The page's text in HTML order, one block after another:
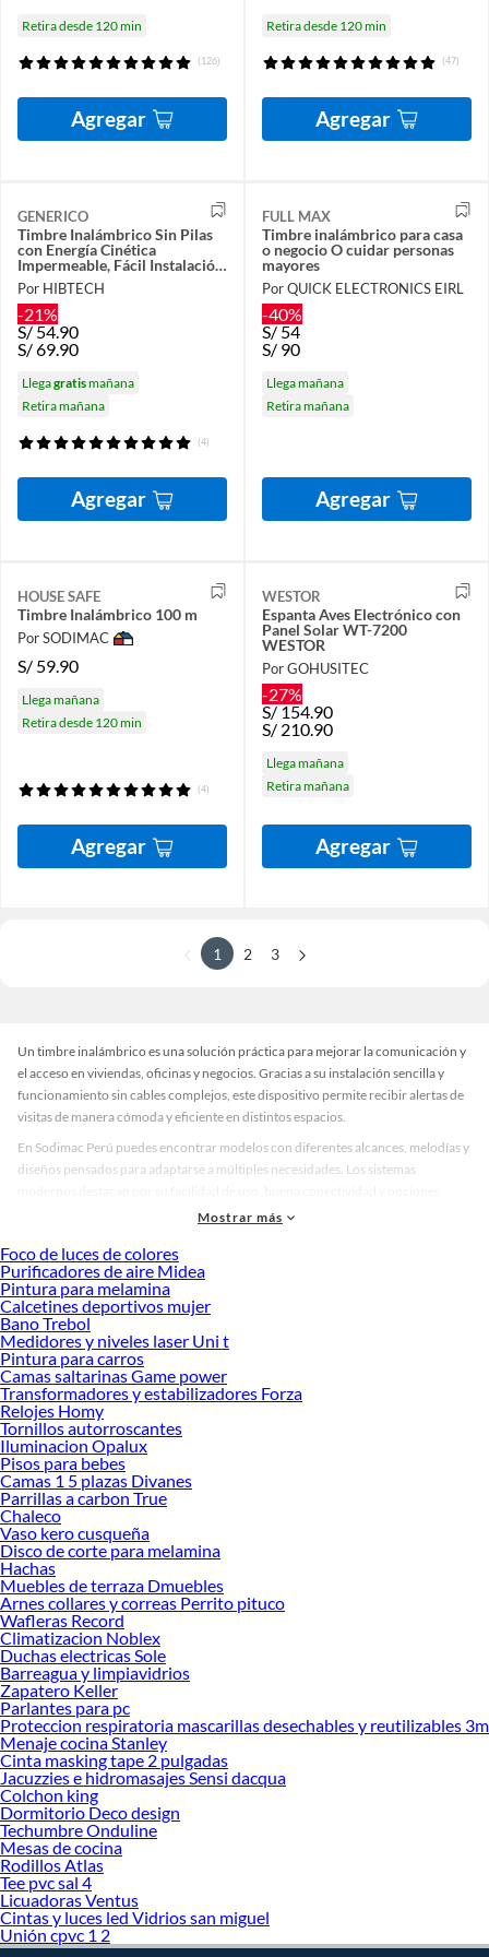
Retira desde 120 min
(126)
Agregar
Retira desde 120 min
(47)
Agregar
GENERICO
Timbre Inalámbrico Sin Pilas
con Energía Cinética
Impermeable, Fácil Instalación,
Largo Alcance
Por HIBTECH
-21%
S/54.90
S/69.90
Llegagratismañana
Retira mañana
(4)
Agregar
FULL MAX
Timbre inalámbrico para casa
o negocio O cuidar personas
mayores
Por QUICK ELECTRONICS EIRL
-40%
S/54
S/ 90
Llega mañana
Retira mañana
Agregar
HOUSE SAFE
Timbre Inalámbrico 100 m
Por SODIMAC
S/ 59.90
Llega mañana
Retira desde 120 min
(4)
Agregar
WESTOR
Espanta Aves Electrónico con
Panel Solar WT-7200
WESTOR
Por GOHUSITEC
-27%
S/ 154.90
S/ 210.90
Llega mañana
Retira mañana
Agregar
1 2 3
Un timbre inalámbrico es una solución práctica para mejorar la comunicación y
el acceso en viviendas, oficinas y negocios. Gracias a su instalación sencilla y
funcionamiento sin cables complejos, este dispositivo permite recibir alertas de
visitas de manera cómoda y eficiente en distintos espacios.
En Sodimac Perú puedes encontrar modelos con diferentes alcances, melodías y
diseños pensados para adaptarse a múltiples necesidades. Los sistemas
funcionales que ayudan a reforzar la comodidad y seguridad del hogar.
Al momento de escoger un timbre inalámbrico es importante considerar el
tamaño del espacio donde será instalado. Algunos equipos cuentan con mayor
alcance de señal, lo que resulta útil para viviendas amplias, oficinas con varios
ambientes o áreas donde la distancia entre el pulsador y el receptor es mayor.
También conviene revisar la cantidad de tonos disponibles, el nivel de volumen y
el tipo de alimentación. Existen modelos que funcionan con baterías y otros que
utilizan conexión eléctrica directa. Elegir correctamente ayudará a tener una
experiencia más cómoda y eficiente en el día a día.
Ventajas de los timbres inalámbricos para el hogar
Los timbres inalámbricos destacan por su instalación rápida y práctica. Al no
requerir cableado complejo, muchas personas pueden colocarlos fácilmente en
puertas principales, rejas o entradas secundarias sin realizar modificaciones
importantes en la vivienda.
Otra ventaja importante es la flexibilidad de ubicación. El receptor puede
colocarse en distintos ambientes de la casa para escuchar claramente las alertas.
Además, algunos dispositivos modernos incorporan luces LED, múltiples
sonidos y configuraciones personalizables para mejorar la experiencia de uso.
Características importantes en un sistema de timbre inalámbrico
Un sistema de timbre inalámbrico moderno puede incluir funciones adicionales
que mejoran la comodidad y seguridad del usuario. Entre las más valoradas
destacan los indicadores luminosos, diferentes niveles de volumen y resistencia
al polvo o la humedad para exteriores.
También existen equipos con varios receptores que permiten escuchar la alerta
en diferentes ambientes del hogar. Este tipo de configuración resulta útil en
viviendas de varios pisos o espacios donde algunas áreas tienen menor alcance
de sonido.
¿Dónde instalar un timbre inalámbrico?
La ubicación adecuada influye directamente en el rendimiento del dispositivo. El
Mostrar más
Foco de luces de colores
Purificadores de aire Midea
Pintura para melamina
Calcetines deportivos mujer
Bano Trebol
Medidores y niveles laser Uni t
Pintura para carros
Camas saltarinas Game power
Transformadores y estabilizadores Forza
Relojes Homy
Tornillos autorroscantes
Iluminacion Opalux
Pisos para bebes
Camas 1 5 plazas Divanes
Parrillas a carbon True
Chaleco
Vaso kero cusqueña
Disco de corte para melamina
Hachas
Muebles de terraza Dmuebles
Arnes collares y correas Perrito pituco
Wafleras Record
Climatizacion Noblex
Duchas electricas Sole
Barreagua y limpiavidrios
Zapatero Keller
Parlantes para pc
Proteccion respiratoria mascarillas desechables y reutilizables 3m
Menaje cocina Stanley
Cinta masking tape 2 pulgadas
Jacuzzies e hidromasajes Sensi dacqua
Colchon king
Dormitorio Deco design
Techumbre Onduline
Mesas de cocina
Rodillos Atlas
Tee pvc sal 4
Licuadoras Ventus
Cintas y luces led Vidrios san miguel
Unión cpvc 1 2